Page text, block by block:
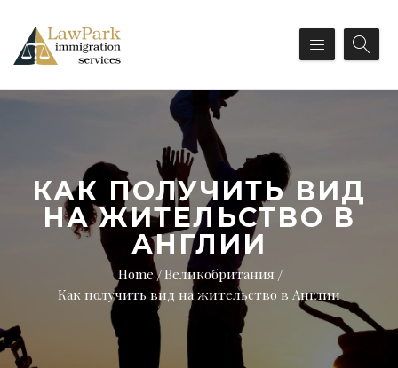
КАК ПОЛУЧИТЬ ВИД
НА ЖИТЕЛЬСТВО В
АНГЛИИ
Home
Великобритания
Как получить вид на жительство в Англии